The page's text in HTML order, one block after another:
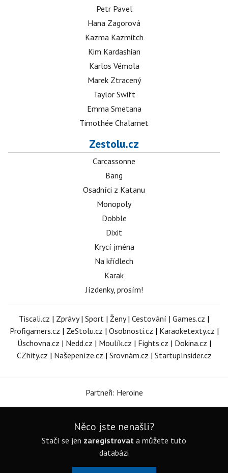
Petr Pavel
Hana Zagorová
Kazma Kazmitch
Kim Kardashian
Karlos Vémola
Marek Ztracený
Taylor Swift
Emma Smetana
Timothée Chalamet
Zestolu.cz
Carcassonne
Bang
Osadníci z Katanu
Monopoly
Dobble
Dixit
Krycí jména
Na křídlech
Karak
Jízdenky, prosím!
Tiscali.cz | Zprávy| Sport | Ženy| Cestování | Games.cz |
Profigamers.cz | ZeStolu.cz | Osobnosti.cz | Karaoketexty.cz |
Úschovna.cz | Nedd.cz | Moulík.cz | Fights.cz | Dokina.cz |
CZhity.cz | Našepeníze.cz | Srovnám.cz | StartupInsider.cz
Partneři: Heroine
Něco jste nenašli?
Stačí se jen zaregistrovat a můžete tuto
databázi